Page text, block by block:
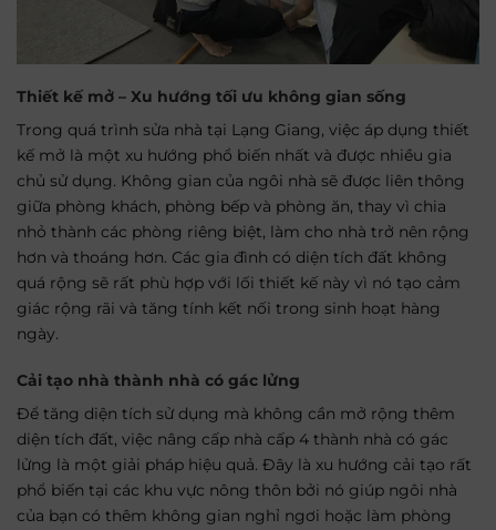
Thiết kế mở – Xu hướng tối ưu không gian sống
Trong quá trình sửa nhà tại Lạng Giang, việc áp dụng thiết
kế mở là một xu hướng phổ biến nhất và được nhiều gia
chủ sử dụng. Không gian của ngôi nhà sẽ được liên thông
giữa phòng khách, phòng bếp và phòng ăn, thay vì chia
nhỏ thành các phòng riêng biệt, làm cho nhà trở nên rộng
hơn và thoáng hơn. Các gia đình có diện tích đất không
quá rộng sẽ rất phù hợp với lối thiết kế này vì nó tạo cảm
giác rộng rãi và tăng tính kết nối trong sinh hoạt hàng
ngày.
Cải tạo nhà thành nhà có gác lửng
Để tăng diện tích sử dụng mà không cần mở rộng thêm
diện tích đất, việc nâng cấp nhà cấp 4 thành nhà có gác
lửng là một giải pháp hiệu quả. Đây là xu hướng cải tạo rất
phổ biến tại các khu vực nông thôn bởi nó giúp ngôi nhà
của bạn có thêm không gian nghỉ ngơi hoặc làm phòng